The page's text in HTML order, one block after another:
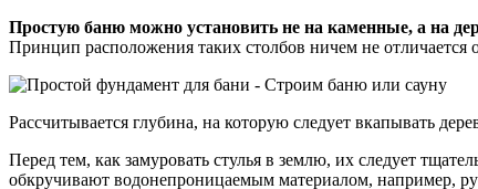
Простую баню можно установить не на каменные, а на
Принцип расположения таких столбов ничем не
Рассчитывается глубина, на которую следует вкапывать
Перед тем, как замуровать стулья в землю, их следует
обкручивают водонепроницаемым материалом, например,